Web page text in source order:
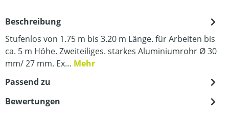
Beschreibung
Stufenlos von 1.75 m bis 3.20 m Länge. für Arbeiten bis
ca. 5 m Höhe. Zweiteiliges. starkes Aluminiumrohr Ø 30
mm/ 27 mm. Ex… Mehr
Passend zu
Bewertungen